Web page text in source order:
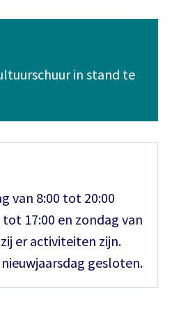
in stand te
van 8:00 tot 20:00
17:00 en zondag van
er activiteiten zijn.
gesloten.